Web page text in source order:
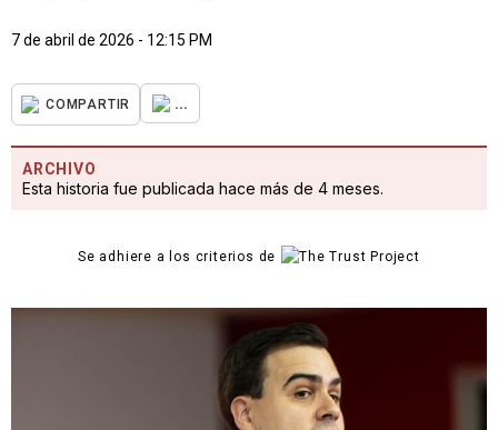
7 de abril de 2026 - 12:15 PM
COMPARTIR ...
ARCHIVO
Esta historia fue publicada hace más de 4 meses.
Se adhiere a los criterios de